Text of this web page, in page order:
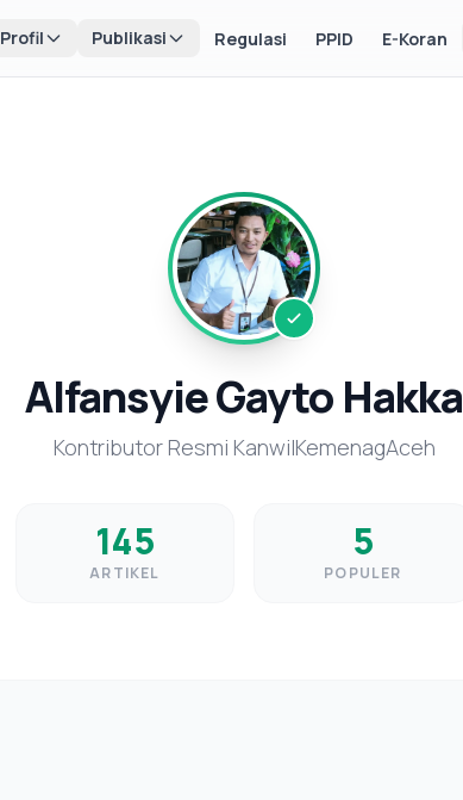
Profil Publikasi Regulasi PPID E-Koran
Alfansyie Gayto Hakka
Kontributor Resmi KanwilKemenagAceh
145
ARTIKEL
5
POPULER